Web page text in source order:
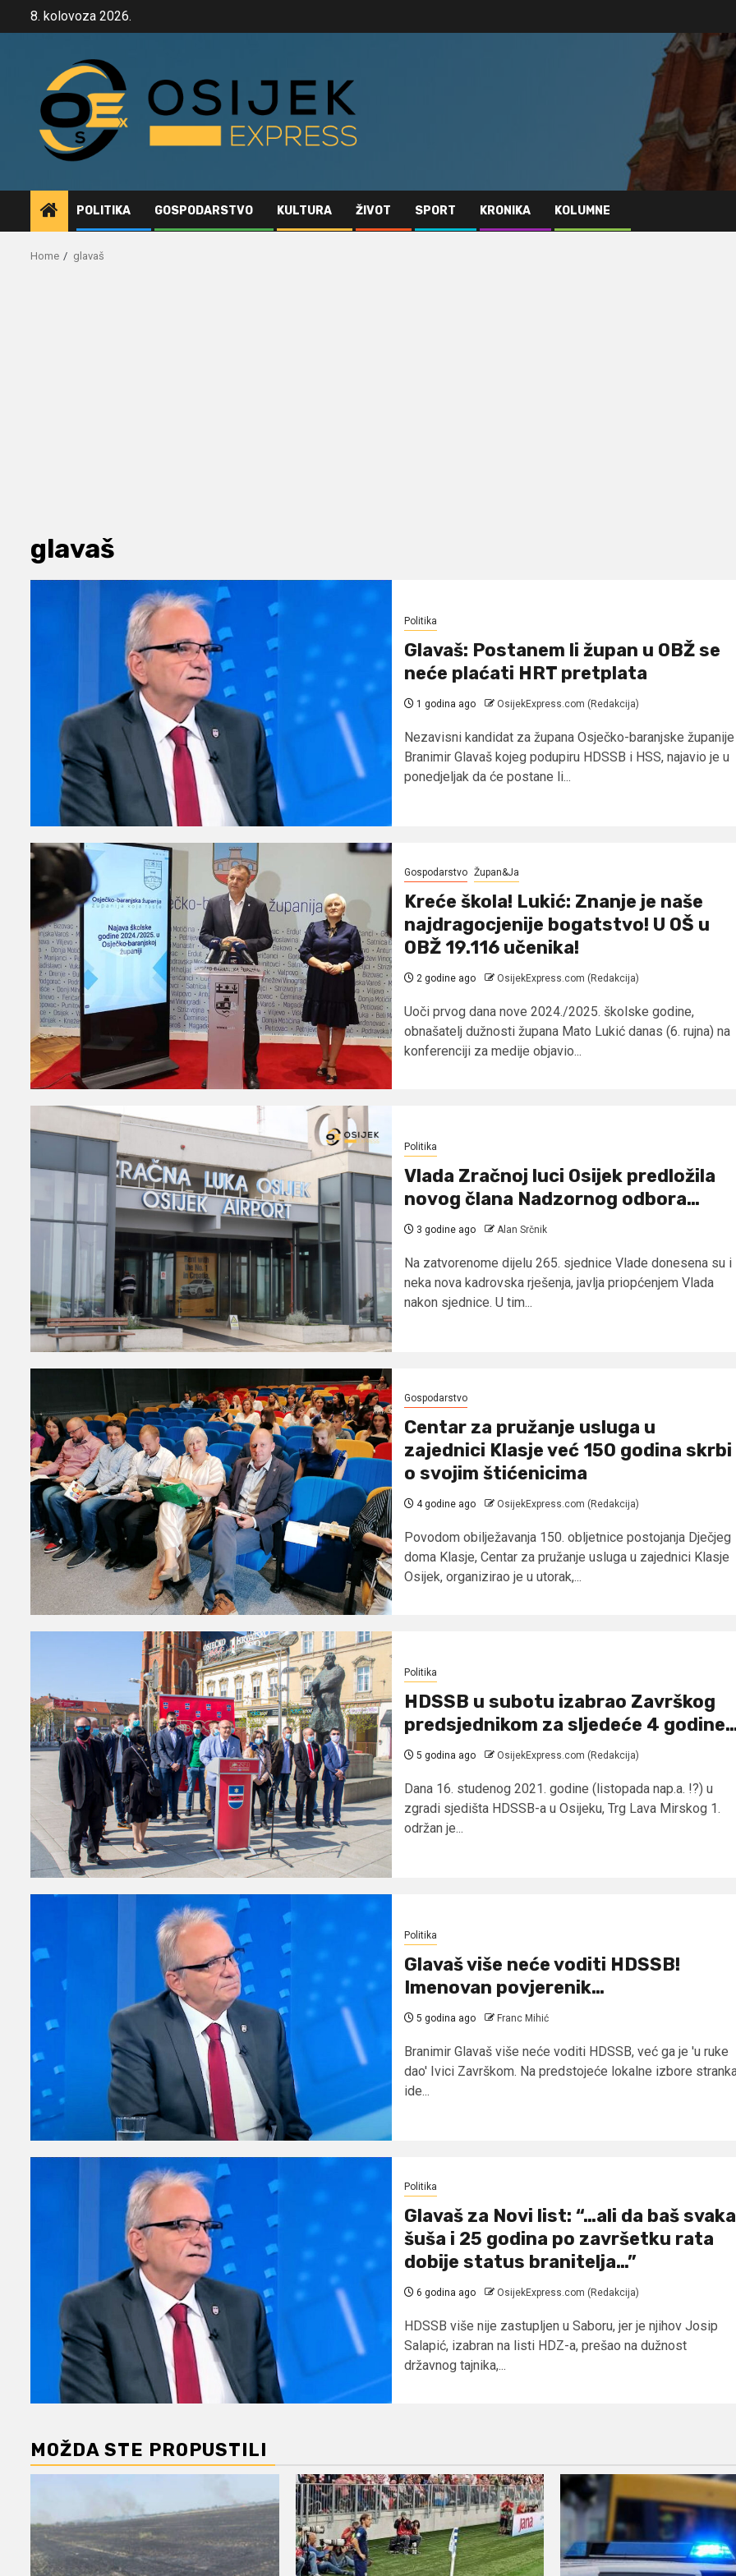
8. kolovoza 2026.
POLITIKA GOSPODARSTVO KULTURA ŽIVOT SPORT KRONIKA KOLUMNE
Home glavaš
glavaš
Politika
Glavaš: Postanem li župan u OBŽ se
neće plaćati HRT pretplata
1 godina ago OsijekExpress.com (Redakcija)
Nezavisni kandidat za župana Osječko-baranjske županije
Branimir Glavaš kojeg podupiru HDSSB i HSS, najavio je u
ponedjeljak da će postane li...
Gospodarstvo Župan&Ja
Kreće škola! Lukić: Znanje je naše
najdragocjenije bogatstvo! U OŠ u
OBŽ 19.116 učenika!
2 godine ago OsijekExpress.com (Redakcija)
Uoči prvog dana nove 2024./2025. školske godine,
obnašatelj dužnosti župana Mato Lukić danas (6. rujna) na
konferenciji za medije objavio...
Politika
Vlada Zračnoj luci Osijek predložila
novog člana Nadzornog odbora…
3 godine ago Alan Srčnik
Na zatvorenome dijelu 265. sjednice Vlade donesena su i
neka nova kadrovska rješenja, javlja priopćenjem Vlada
nakon sjednice. U tim...
Gospodarstvo
Centar za pružanje usluga u
zajednici Klasje već 150 godina skrbi
o svojim štićenicima
4 godine ago OsijekExpress.com (Redakcija)
Povodom obilježavanja 150. obljetnice postojanja Dječjeg
doma Klasje, Centar za pružanje usluga u zajednici Klasje
Osijek, organizirao je u utorak,...
Politika
HDSSB u subotu izabrao Završkog
predsjednikom za sljedeće 4
5 godina ago OsijekExpress.com (Redakcija)
Dana 16. studenog 2021. godine (listopada nap.a. !?) u
zgradi sjedišta HDSSB-a u Osijeku, Trg Lava Mirskog 1.
održan je...
Politika
Glavaš više neće voditi HDSSB!
Imenovan povjerenik…
5 godina ago Franc Mihić
Branimir Glavaš više neće voditi HDSSB, već ga je 'u ruke
dao' Ivici Završkom. Na predstojeće lokalne izbore
ide...
Politika
Glavaš za Novi list: “…ali da baš svaka
šuša i 25 godina po završetku rata
dobije status branitelja…”
6 godina ago OsijekExpress.com (Redakcija)
HDSSB više nije zastupljen u Saboru, jer je njihov Josip
Salapić, izabran na listi HDZ-a, prešao na dužnost
državnog tajnika,...
MOŽDA STE PROPUSTILI